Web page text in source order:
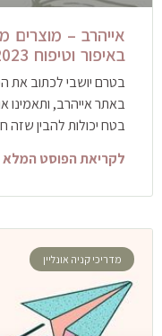
באיפור וטיפוח 2023
בטרם יושבי לכתוב את
בטח יכולות להבין שזה
לקריאת הפוסט המלא
מדריכי קניה אונליין